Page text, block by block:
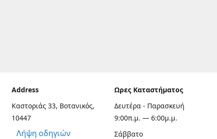
Address
Καστοριάς 33, Βοτανικός,
10447
Λήψη οδηγιών
Ωρες Καταστήματος
Δευτέρα - Παρασκευή
9:00π.μ. — 6:00μ.μ.
Σάββατο